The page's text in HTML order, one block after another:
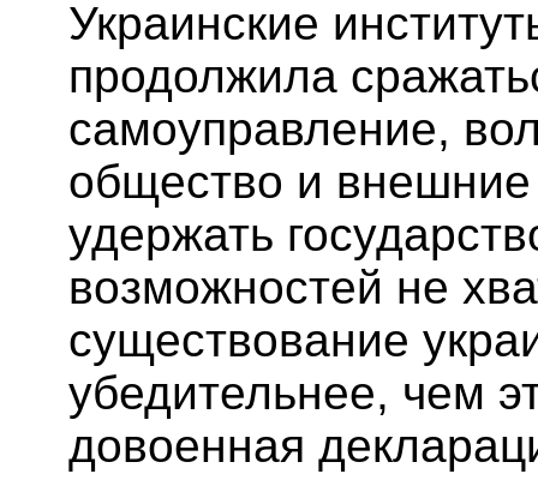
Украинские
продолжила
самоуправление,
общество и
удержать
возможностей не
существование
убедительнее, чем
довоенная